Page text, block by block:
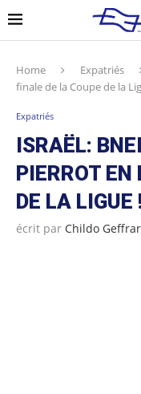
Home Expatriés
finale de la Coupe de la
Expatriés
ISRAËL:
PIERROT EN
DE LA LIGUE
écrit par Childo